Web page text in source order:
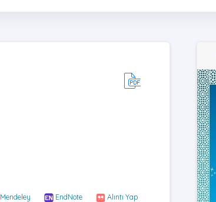
Mendeley EndNote Alıntı Yap